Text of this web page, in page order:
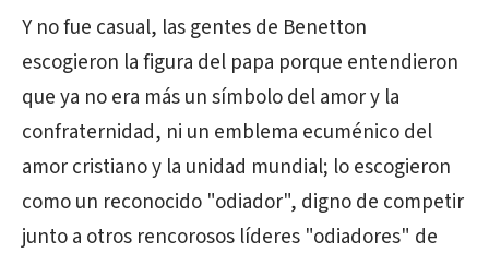
Y no fue casual, las gentes de Benetton
escogieron la figura del papa porque entendieron
que ya no era más un símbolo del amor y la
confraternidad, ni un emblema ecuménico del
amor cristiano y la unidad mundial; lo escogieron
como un reconocido "odiador", digno de competir
junto a otros rencorosos líderes "odiadores" de